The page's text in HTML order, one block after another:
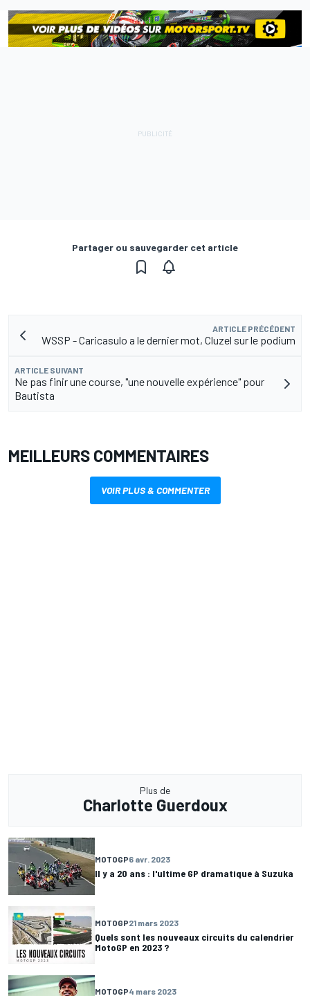
Partager ou sauvegarder cet article
ARTICLE PRÉCÉDENT
WSSP - Caricasulo a le dernier mot, Cluzel sur le podium
ARTICLE SUIVANT
Ne pas finir une course, "une nouvelle expérience" pour
Bautista
MEILLEURS COMMENTAIRES
VOIR PLUS & COMMENTER
Plus de
Charlotte Guerdoux
MOTOGP6 avr. 2023
Il y a 20 ans : l'ultime GP dramatique à Suzuka
MOTOGP21 mars 2023
Quels sont les nouveaux circuits du calendrier
MotoGP en 2023 ?
MOTOGP4 mars 2023